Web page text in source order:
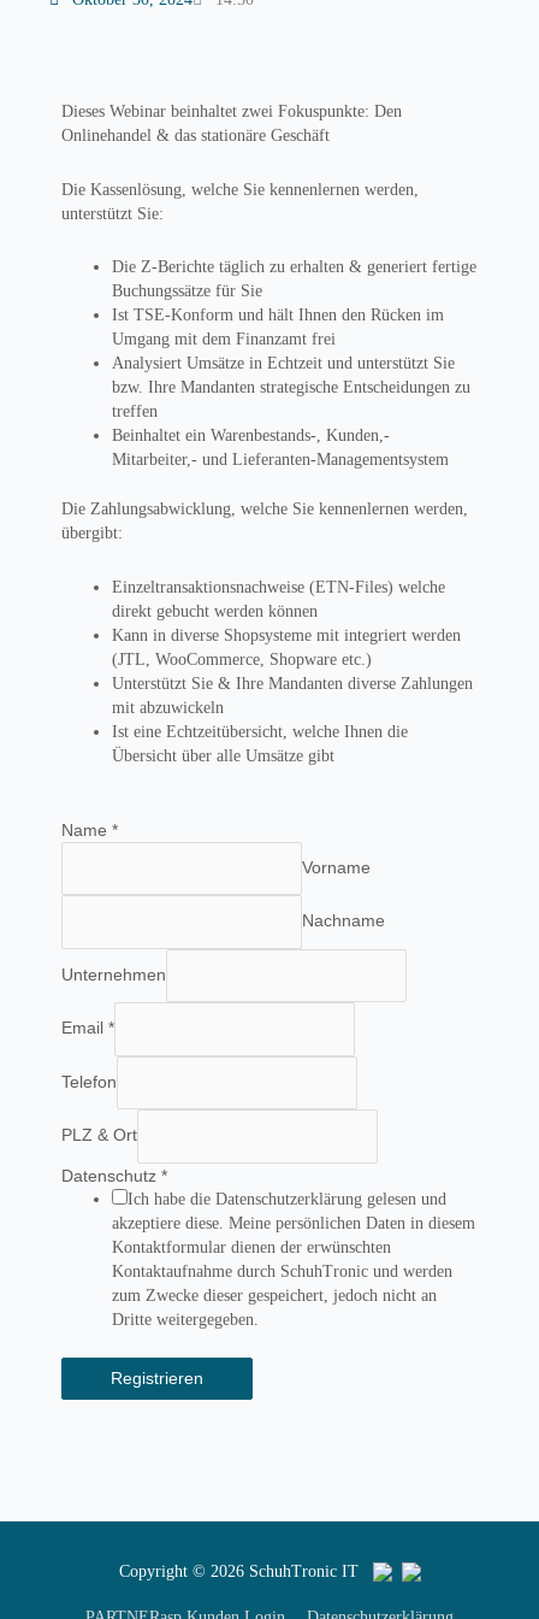
Dieses Webinar beinhaltet zwei Fokuspunkte: Den
Onlinehandel & das stationäre Geschäft
Die Kassenlösung, welche Sie kennenlernen werden,
unterstützt Sie:
Die Z-Berichte täglich zu erhalten & generiert fertige
Buchungssätze für Sie
Ist TSE-Konform und hält Ihnen den Rücken im
Umgang mit dem Finanzamt frei
Analysiert Umsätze in Echtzeit und unterstützt Sie
bzw. Ihre Mandanten strategische Entscheidungen zu
treffen
Beinhaltet ein Warenbestands-, Kunden,-
Mitarbeiter,- und Lieferanten-Managementsystem
Die Zahlungsabwicklung, welche Sie kennenlernen werden,
übergibt:
Einzeltransaktionsnachweise (ETN-Files) welche
direkt gebucht werden können
Kann in diverse Shopsysteme mit integriert werden
(JTL, WooCommerce, Shopware etc.)
Unterstützt Sie & Ihre Mandanten diverse Zahlungen
mit abzuwickeln
Ist eine Echtzeitübersicht, welche Ihnen die
Übersicht über alle Umsätze gibt
Name*
Vorname
Nachname
Unternehmen
Email*
Telefon
PLZ & Ort
Datenschutz*
Ich habe die Datenschutzerklärung gelesen und
akzeptiere diese. Meine persönlichen Daten in diesem
Kontaktformular dienen der erwünschten
Kontaktaufnahme durch SchuhTronic und werden
zum Zwecke dieser gespeichert, jedoch nicht an
Dritte weitergegeben.
Registrieren
Copyright © 2026 SchuhTronic IT